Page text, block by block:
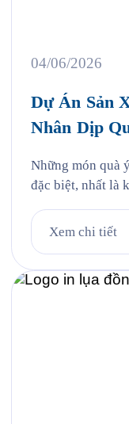
04/06/2026
Dự Án Sản
Nhân Dịp
Những món quà
đặc biệt, nhất là
dịp Quốc tế
dự được đồng
Xem chi tiết